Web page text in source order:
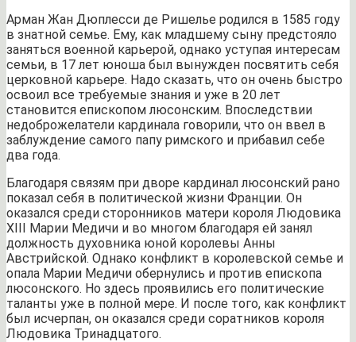
Арман Жан Дюплесси де Ришелье родился в 1585 году
в знатной семье. Ему, как младшему сыну предстояло
заняться военной карьерой, однако уступая интересам
семьи, в 17 лет юноша был вынужден посвятить себя
церковной карьере. Надо сказать, что он очень быстро
освоил все требуемые знания и уже в 20 лет
становится епископом люсонским. Впоследствии
недоброжелатели кардинала говорили, что он ввел в
заблуждение самого папу римского и прибавил себе
два года.
Благодаря связям при дворе кардинал люсонский рано
показал себя в политической жизни Франции. Он
оказался среди сторонников матери короля Людовика
XIII Марии Медичи и во многом благодаря ей занял
должность духовника юной королевы Анны
Австрийской. Однако конфликт в королевской семье и
опала Марии Медичи обернулись и против епископа
люсонского. Но здесь проявились его политические
таланты уже в полной мере. И после того, как конфликт
был исчерпан, он оказался среди соратников короля
Людовика Тринадцатого.